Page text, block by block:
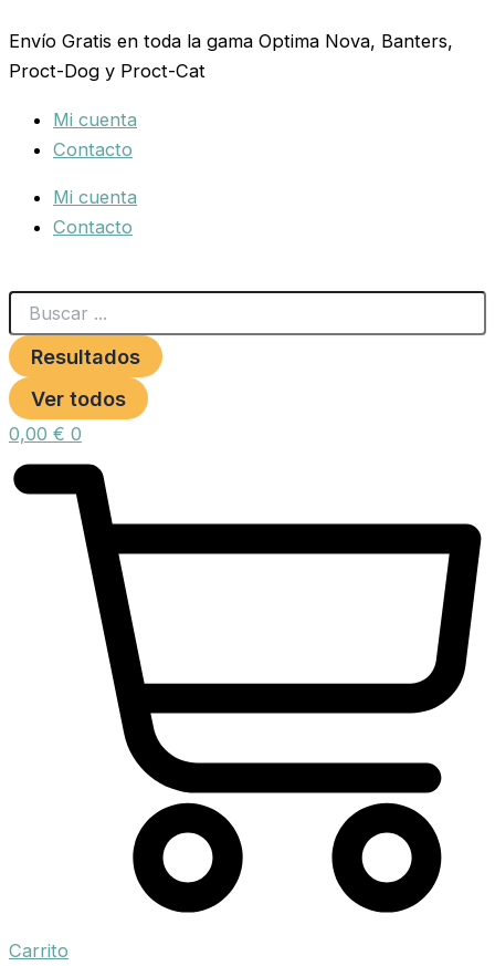
al
contenido
Envío Gratis en toda la gama Optima Nova, Banters,
Proct-Dog y Proct-Cat
Mi cuenta
Contacto
Mi cuenta
Contacto
...
Resultados
Ver todos
0,00 € 0
Carrito
25
ML.
PETNATURA